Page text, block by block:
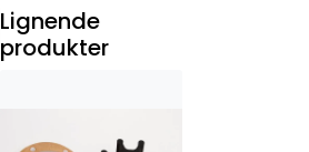
Lignende
produkter